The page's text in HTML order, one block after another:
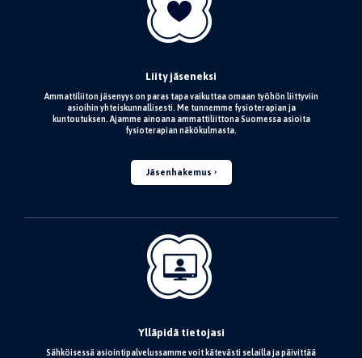
Liity jäseneksi
Ammattiliiton jäsenyys on paras tapa vaikuttaa omaan työhön liittyviin
asioihin yhteiskunnallisesti. Me tunnemme fysioterapian ja
kuntoutuksen. Ajamme ainoana ammattiliittona Suomessa asioita
fysioterapian näkökulmasta.
Jäsenhakemus
Ylläpidä tietojasi
Sähköisessä asiointipalvelussamme voit kätevästi selailla ja päivittää